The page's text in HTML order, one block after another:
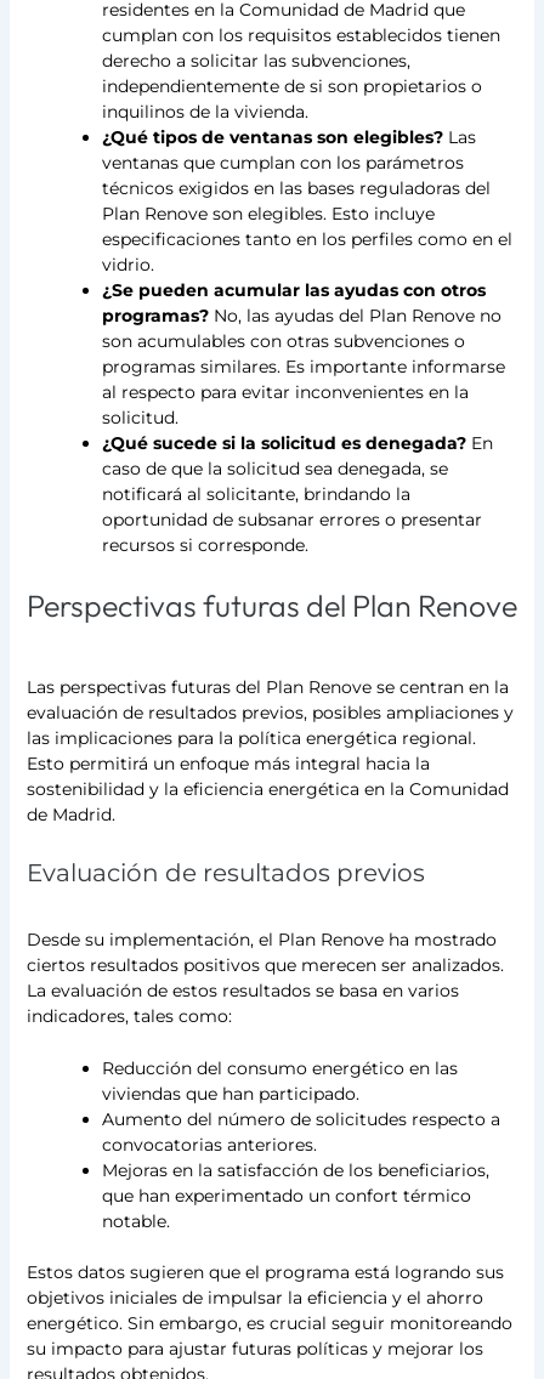
residentes en la Comunidad de Madrid que
cumplan con los requisitos establecidos tienen
derecho a solicitar las subvenciones,
independientemente de si son propietarios o
inquilinos de la vivienda.
¿Qué tipos de ventanas son elegibles? Las
ventanas que cumplan con los parámetros
técnicos exigidos en las bases reguladoras del
Plan Renove son elegibles. Esto incluye
especificaciones tanto en los perfiles como en el
vidrio.
¿Se pueden acumular las ayudas con otros
programas? No, las ayudas del Plan Renove no
son acumulables con otras subvenciones o
programas similares. Es importante informarse
al respecto para evitar inconvenientes en la
solicitud.
¿Qué sucede si la solicitud es denegada? En
caso de que la solicitud sea denegada, se
notificará al solicitante, brindando la
oportunidad de subsanar errores o presentar
recursos si corresponde.
Perspectivas futuras del Plan Renove
Las perspectivas futuras del Plan Renove se centran en la
evaluación de resultados previos, posibles ampliaciones y
las implicaciones para la política energética regional.
Esto permitirá un enfoque más integral hacia la
sostenibilidad y la eficiencia energética en la Comunidad
de Madrid.
Evaluación de resultados previos
Desde su implementación, el Plan Renove ha mostrado
ciertos resultados positivos que merecen ser analizados.
La evaluación de estos resultados se basa en varios
indicadores, tales como:
Reducción del consumo energético en las
viviendas que han participado.
Aumento del número de solicitudes respecto a
convocatorias anteriores.
Mejoras en la satisfacción de los beneficiarios,
que han experimentado un confort térmico
notable.
Estos datos sugieren que el programa está logrando sus
objetivos iniciales de impulsar la eficiencia y el ahorro
energético. Sin embargo, es crucial seguir monitoreando
su impacto para ajustar futuras políticas y mejorar los